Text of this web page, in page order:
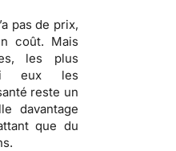
pas de prix,
coût. Mais
les plus
eux les
reste un
davantage
que du